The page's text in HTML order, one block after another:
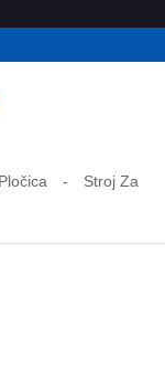
Stroj Za